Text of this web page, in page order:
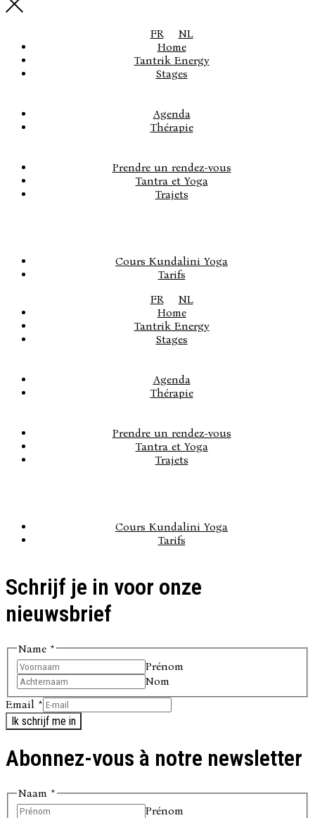
FR
NL
Home
Tantrik Energy
Stages
Agenda
Thérapie
Prendre un rendez-vous
Tantra et Yoga
Trajets
Cours Kundalini Yoga
Tarifs
FR
NL
Home
Tantrik Energy
Stages
Agenda
Thérapie
Prendre un rendez-vous
Tantra et Yoga
Trajets
Cours Kundalini Yoga
Tarifs
Schrijf je in voor onze
nieuwsbrief
Name *
Prénom
Nom
Email *
Ik schrijf me in
Abonnez-vous à notre newsletter
Naam *
Prénom